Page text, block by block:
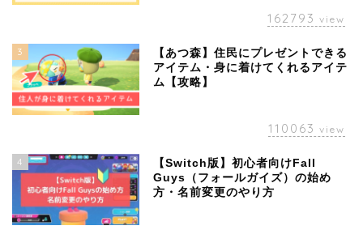
162793 view
3
【あつ森】住民にプレゼントできる
アイテム・身に着けてくれるアイテ
ム【攻略】
110063 view
4
【Switch版】初心者向けFall
Guys（フォールガイズ）の始め
方・名前変更のやり方